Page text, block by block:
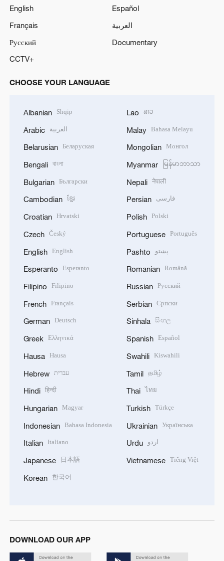
English
Español
Français
العربية
Русский
Documentary
CCTV+
CHOOSE YOUR LANGUAGE
Albanian Shqip
Arabic العربية
Belarusian Беларуская
Bengali বাংলা
Bulgarian Български
Cambodian ខ្មែរ
Croatian Hrvatski
Czech Český
English English
Esperanto Esperanto
Filipino Filipino
French Français
German Deutsch
Greek Ελληνικά
Hausa Hausa
Hebrew עברית
Hindi हिन्दी
Hungarian Magyar
Indonesian Bahasa Indonesia
Italian Italiano
Japanese 日本語
Korean 한국어
Lao ລາວ
Malay Bahasa Melayu
Mongolian Монгол
Myanmar မြန်မာဘာသာ
Nepali नेपाली
Persian فارسی
Polish Polski
Portuguese Português
Pashto پښتو
Romanian Română
Russian Русский
Serbian Српски
Sinhala සිංහල
Spanish Español
Swahili Kiswahili
Tamil தமிழ்
Thai ไทย
Turkish Türkçe
Ukrainian Українська
Urdu اردو
Vietnamese Tiếng Việt
DOWNLOAD OUR APP